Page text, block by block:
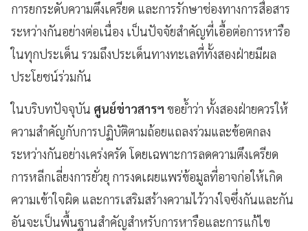
การยกระดับความตึงเครียด และการรักษาช่องทางการสื่อสาร
ระหว่างกันอย่างต่อเนื่อง เป็นปัจจัยสำคัญที่เอื้อต่อการหารือ
ในทุกประเด็น รวมถึงประเด็นทางทะเลที่ทั้งสองฝ่ายมีผล
ประโยชน์ร่วมกัน
ในบริบทปัจจุบัน ศูนย์ข่าวสารฯ ขอย้ำว่า ทั้งสองฝ่ายควรให้
ความสำคัญกับการปฏิบัติตามถ้อยแถลงร่วมและข้อตกลง
ระหว่างกันอย่างเคร่งครัด โดยเฉพาะการลดความตึงเครียด
การหลีกเลี่ยงการยั่วยุ การงดเผยแพร่ข้อมูลที่อาจก่อให้เกิด
ความเข้าใจผิด และการเสริมสร้างความไว้วางใจซึ่งกันและกัน
อันจะเป็นพื้นฐานสำคัญสำหรับการหารือและการแก้ไข